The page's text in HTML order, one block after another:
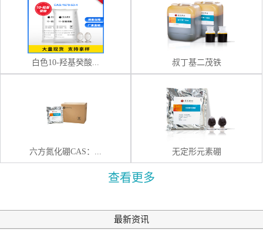
白色10-羟基癸酸... 叔丁基二茂铁
六方氮化硼CAS：... 无定形元素硼
查看更多
最新资讯